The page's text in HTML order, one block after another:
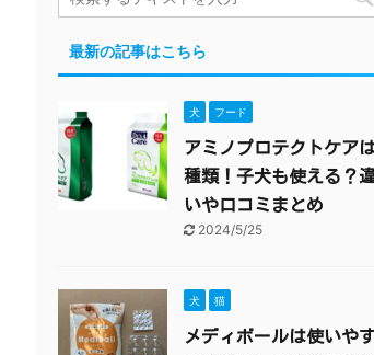
最新の記事はこちら
犬 フード
アミノプロテクトケア
種類！子犬も使える？
いや口コミまとめ
2024/5/25
犬 猫
メディボールは使いや